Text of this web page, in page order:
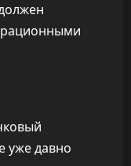
уже давно